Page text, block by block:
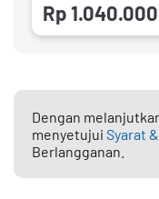
Rp 1.040.000
Dengan
menyetujui Syarat
Berlangganan.